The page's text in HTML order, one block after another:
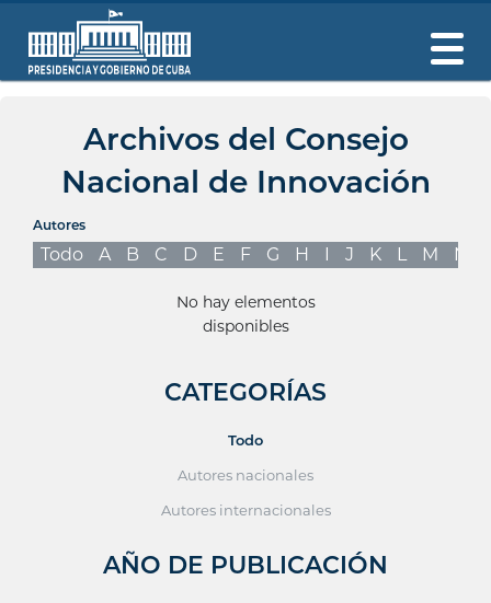
Archivos del Consejo
Nacional de Innovación
Autores
Todo A B C D E F G H I J K L M N
No hay elementos
disponibles
CATEGORÍAS
Todo
Autores nacionales
Autores internacionales
AÑO DE PUBLICACIÓN